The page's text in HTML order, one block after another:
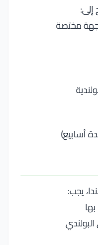
إلى:
مختصة
أسابيع)
، يجب: